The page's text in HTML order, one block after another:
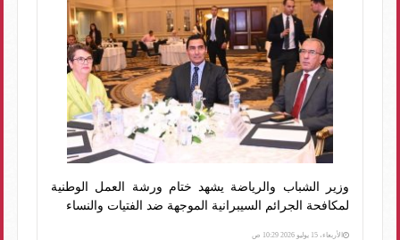
وزير الشباب والرياضة يشهد ختام ورشة العمل الوطنية
لمكافحة الجرائم السيبرانية الموجهة ضد الفتيات والنساء
الأربعاء، 15 يوليو 2026 10:29 ص